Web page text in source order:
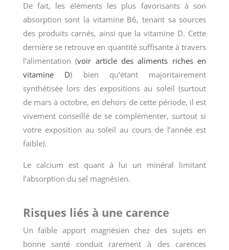
De fait, les éléments les plus favorisants à son
absorption sont la vitamine B6, tenant sa sources
des produits carnés, ainsi que la vitamine D. Cette
dernière se retrouve en quantité suffisante à travers
l’alimentation (voir article des aliments riches en
vitamine D) bien qu’étant majoritairement
synthétisée lors des expositions au soleil (surtout
de mars à octobre, en dehors de cette période, il est
vivement conseillé de se complémenter, surtout si
votre exposition au soleil au cours de l’année est
faible).
Le calcium est quant à lui un minéral limitant
l’absorption du sel magnésien.
Risques liés à une carence
Un faible apport magnésien chez des sujets en
bonne santé conduit rarement à des carences